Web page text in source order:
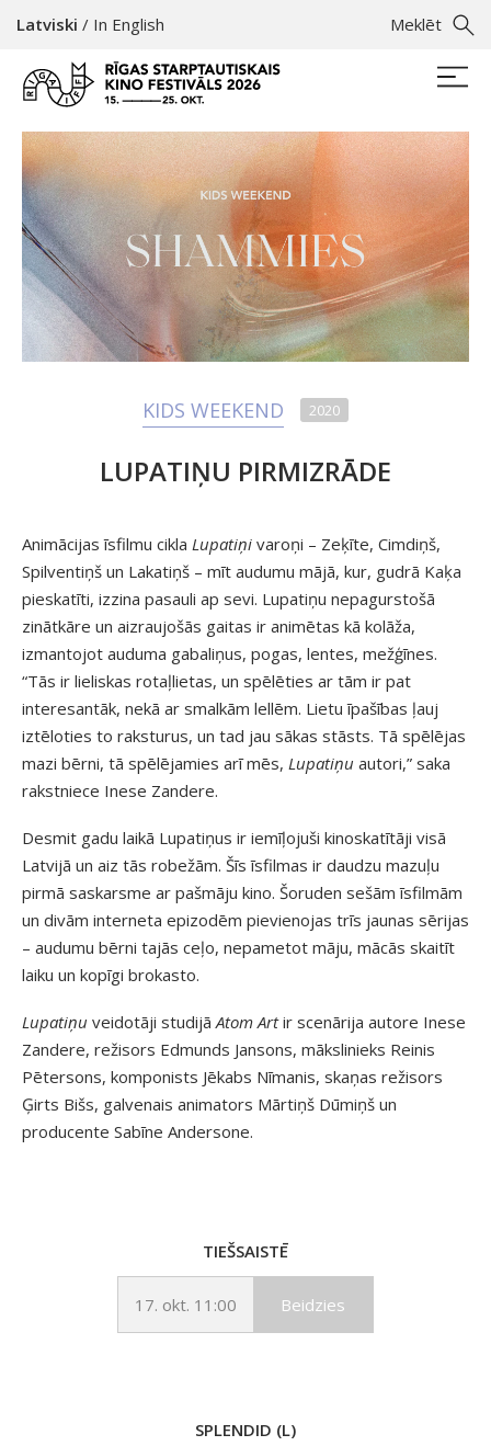
Meklēt
Latviski / In English
KIDS WEEKEND 2020
LUPATIŅU PIRMIZRĀDE
Animācijas īsfilmu cikla Lupatiņi varoņi – Zeķīte, Cimdiņš,
Spilventiņš un Lakatiņš – mīt audumu mājā, kur, gudrā Kaķa
pieskatīti, izzina pasauli ap sevi. Lupatiņu nepagurstošā
zinātkāre un aizraujošās gaitas ir animētas kā kolāža,
izmantojot auduma gabaliņus, pogas, lentes, mežģīnes.
“Tās ir lieliskas rotaļlietas, un spēlēties ar tām ir pat
interesantāk, nekā ar smalkām lellēm. Lietu īpašības ļauj
iztēloties to raksturus, un tad jau sākas stāsts. Tā spēlējas
mazi bērni, tā spēlējamies arī mēs, Lupatiņu autori,” saka
rakstniece Inese Zandere.
Desmit gadu laikā Lupatiņus ir iemīļojuši kinoskatītāji visā
Latvijā un aiz tās robežām. Šīs īsfilmas ir daudzu mazuļu
pirmā saskarsme ar pašmāju kino. Šoruden sešām īsfilmām
un divām interneta epizodēm pievienojas trīs jaunas sērijas
– audumu bērni tajās ceļo, nepametot māju, mācās skaitīt
laiku un kopīgi brokasto.
Lupatiņu veidotāji studijā Atom Artir scenārija autore Inese
Zandere, režisors Edmunds Jansons, mākslinieks Reinis
Pētersons, komponists Jēkabs Nīmanis, skaņas režisors
Ģirts Bišs, galvenais animators Mārtiņš Dūmiņš un
producente Sabīne Andersone.
TIEŠSAISTĒ
17. okt. 11:00 Beidzies
SPLENDID (L)